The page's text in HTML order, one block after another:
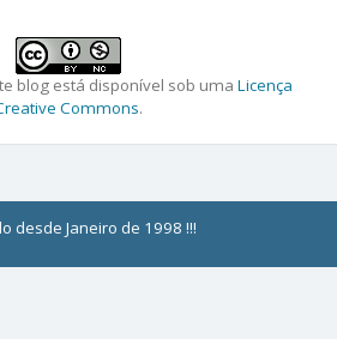
blog está disponível sob uma Licença
Commons.
desde Janeiro de 1998 !!!